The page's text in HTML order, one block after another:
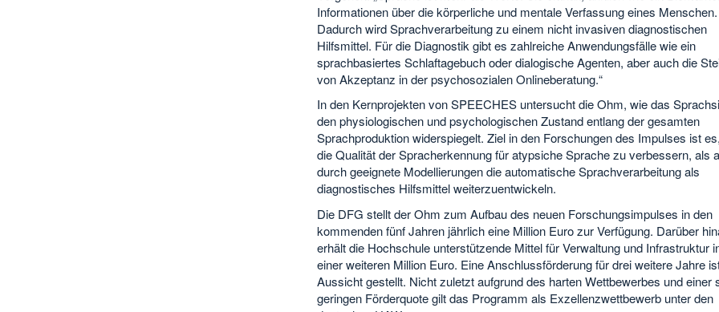
Informationen über die körperliche und mentale Verfassung eines Menschen.
Dadurch wird Sprachverarbeitung zu einem nicht invasiven diagnostischen
Hilfsmittel. Für die Diagnostik gibt es zahlreiche Anwendungsfälle wie ein
sprachbasiertes Schlaftagebuch oder dialogische Agenten, aber auch die
von Akzeptanz in der psychosozialen Onlineberatung.“
In den Kernprojekten von SPEECHES untersucht die Ohm, wie das
den physiologischen und psychologischen Zustand entlang der gesamten
Sprachproduktion widerspiegelt. Ziel in den Forschungen des Impulses ist
die Qualität der Spracherkennung für atypsiche Sprache zu verbessern, als
durch geeignete Modellierungen die automatische Sprachverarbeitung als
diagnostisches Hilfsmittel weiterzuentwickeln.
Die DFG stellt der Ohm zum Aufbau des neuen Forschungsimpulses in den
kommenden fünf Jahren jährlich eine Million Euro zur Verfügung. Darüber
erhält die Hochschule unterstützende Mittel für Verwaltung und Infrastruktur
einer weiteren Million Euro. Eine Anschlussförderung für drei weitere Jahre
Aussicht gestellt. Nicht zuletzt aufgrund des harten Wettbewerbes und einer
geringen Förderquote gilt das Programm als Exzellenzwettbewerb unter den